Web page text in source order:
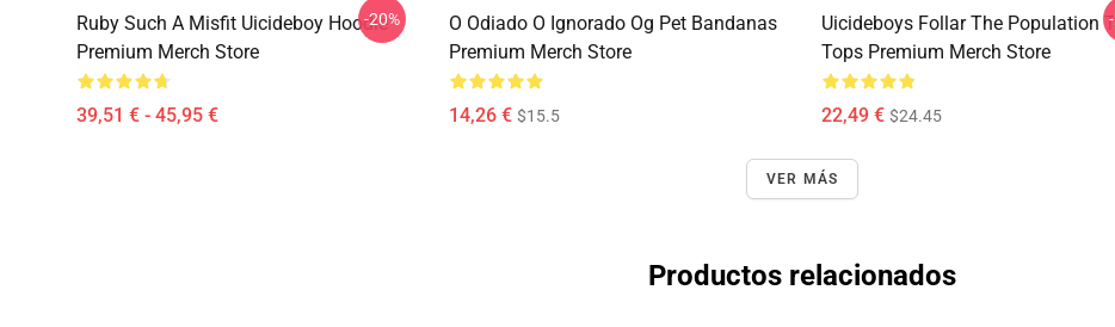
Ruby Such A Misfit Uicideboy Hoodie
Premium Merch Store
39,51 € - 45,95 €
-20%
O Odiado O Ignorado Og Pet Bandanas
Premium Merch Store
14,26 € $15.5
Uicideboys Follar The Population
Tops Premium Merch Store
22,49 € $24.45
VER MÁS
Productos relacionados